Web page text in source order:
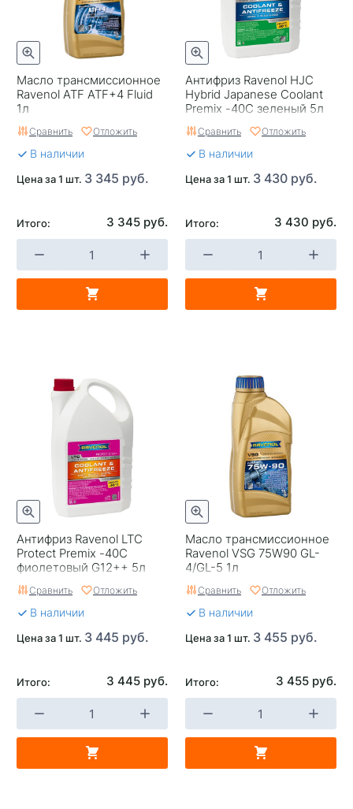
Масло трансмиссионное
Ravenol ATF ATF+4 Fluid
1л
Сравнить Отложить
В наличии
Цена за 1 шт. 3 345 руб.
Итого: 3 345 руб.
Антифриз Ravenol HJC
Hybrid Japanese Coolant
Premix -40C зеленый 5л
Сравнить Отложить
В наличии
Цена за 1 шт. 3 430 руб.
Итого: 3 430 руб.
Антифриз Ravenol LTC
Protect Premix -40C
фиолетовый G12++ 5л
Сравнить Отложить
В наличии
Цена за 1 шт. 3 445 руб.
Итого: 3 445 руб.
Масло трансмиссионное
Ravenol VSG 75W90 GL-
4/GL-5 1л
Сравнить Отложить
В наличии
Цена за 1 шт. 3 455 руб.
Итого: 3 455 руб.